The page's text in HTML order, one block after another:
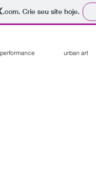
.com. Crie seu site hoje.
performance urban art